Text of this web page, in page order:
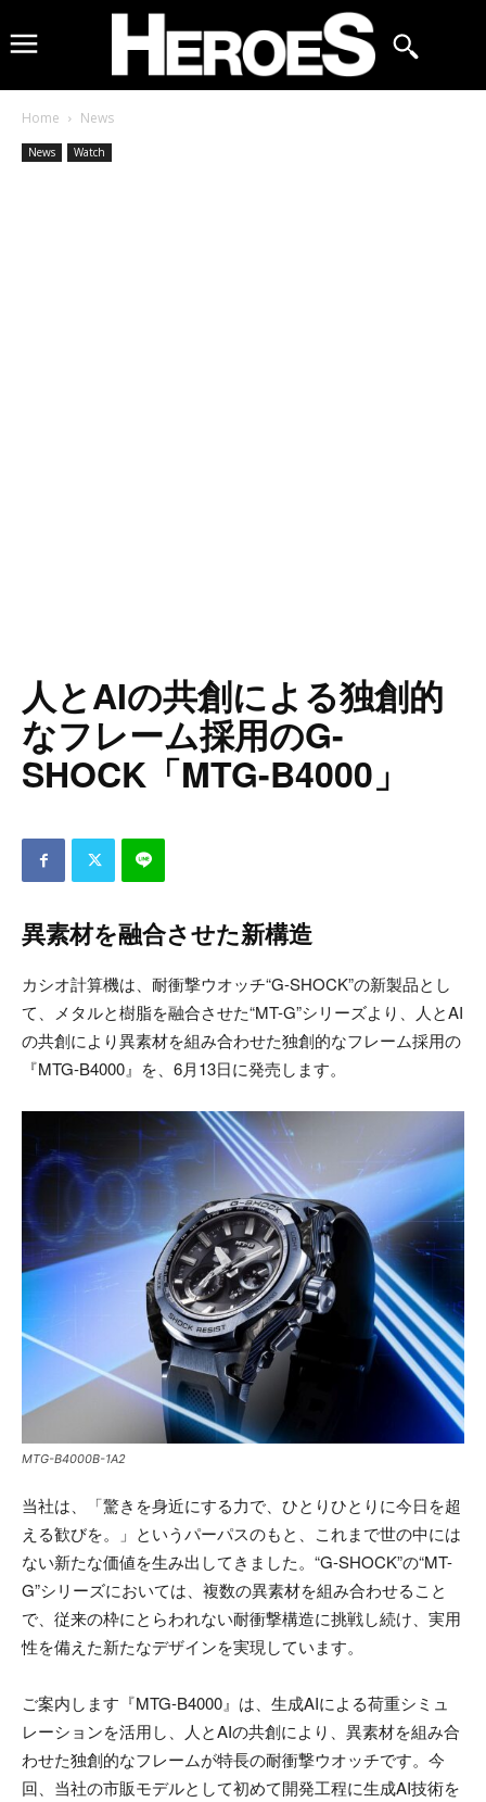
Home News
News Watch
人とAIの共創による独創的
なフレーム採用のG-
SHOCK「MTG-B4000」
異素材を融合させた新構造
カシオ計算機は、耐衝撃ウオッチ“G-SHOCK”の新製品とし
て、メタルと樹脂を融合させた“MT-G”シリーズより、人とAI
の共創により異素材を組み合わせた独創的なフレーム採用の
『MTG-B4000』を、6月13日に発売します。
MTG-B4000B-1A2
当社は、「驚きを身近にする力で、ひとりひとりに今日を超
える歓びを。」というパーパスのもと、これまで世の中には
ない新たな価値を生み出してきました。“G-SHOCK”の“MT-
G”シリーズにおいては、複数の異素材を組み合わせること
で、従来の枠にとらわれない耐衝撃構造に挑戦し続け、実用
性を備えた新たなデザインを実現しています。
ご案内します『MTG-B4000』は、生成AIによる荷重シミュ
レーションを活用し、人とAIの共創により、異素材を組み合
わせた独創的なフレームが特長の耐衝撃ウオッチです。今
回、当社の市販モデルとして初めて開発工程に生成AI技術を